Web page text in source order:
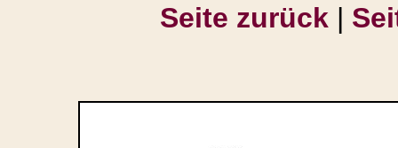
Seite zurück |